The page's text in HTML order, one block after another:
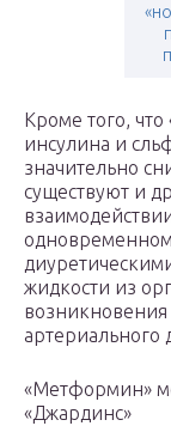
Кроме того,
инсулина и
значительно
существуют и
жидкости из
артериального
«Метформин»
«Джардинс»